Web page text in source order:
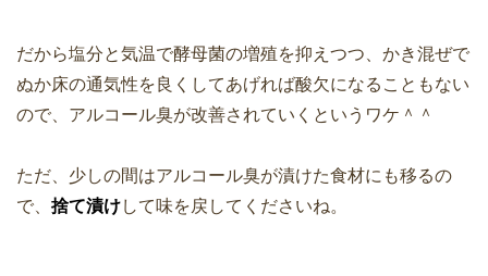
だから塩分と気温で酵母菌の増殖を抑えつつ、かき混ぜで
ぬか床の通気性を良くしてあげれば酸欠になることもない
ので、アルコール臭が改善されていくというワケ＾＾
ただ、少しの間はアルコール臭が漬けた食材にも移るの
で、 捨て漬けして味を戻してくださいね。